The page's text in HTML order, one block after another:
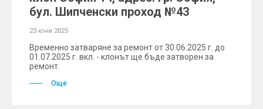
бул. Шипченски проход №43
23 юни 2025
Временно затваряне за ремонт от 30.06.2025 г. до
01.07.2025 г. вкл. - клонът ще бъде затворен за
ремонт.
Още